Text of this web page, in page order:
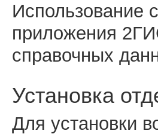
Использование
приложения
справочных
Установка
Для установки